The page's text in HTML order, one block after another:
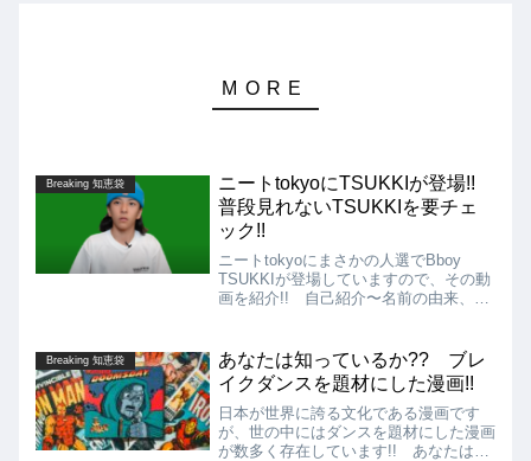
Breaking 知恵袋
ニートtokyoにTSUKKIが登場!!
普段見れないTSUKKIを要チェ
ック!!
ニートtokyoにまさかの人選でBboy
TSUKKIが登場していますので、その動
画を紹介!! 自己紹介〜名前の由来、パ
最高のブレイクダンサーまで、普段の踊
っている様子ではない、TSUKKIの新鮮
な一面が見られます!!
Breaking 知恵袋
あなたは知っているか?? ブレ
イクダンスを題材にした漫画!!
日本が世界に誇る文化である漫画です
が、世の中にはダンスを題材にした漫画
が数多く存在しています!! あなたは